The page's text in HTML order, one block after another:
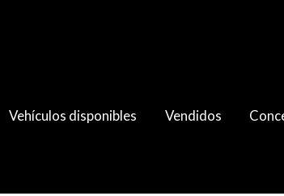
Vehículos disponibles Vendidos